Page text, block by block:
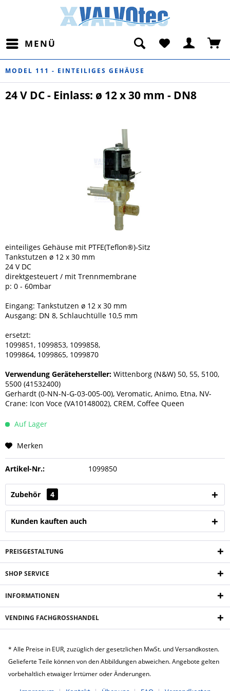
MENÜ
MODEL 111 - EINTEILIGES GEHÄUSE
24 V DC - Einlass: ø 12 x 30 mm - DN8
einteiliges Gehäuse mit PTFE(Teflon®)-Sitz
Tankstutzen ø 12 x 30 mm
24 V DC
direktgesteuert / mit Trennmembrane
p: 0 - 60mbar
Eingang: Tankstutzen ø 12 x 30 mm
Ausgang: DN 8, Schlauchtülle 10,5 mm
ersetzt:
1099851, 1099853, 1099858,
1099864, 1099865, 1099870
Verwendung Gerätehersteller: Wittenborg (N&W) 50, 55, 5100,
5500 (41532400)
Gerhardt (0-NN-N-G-03-005-00), Veromatic, Animo, Etna, NV-
Crane: Icon Voce (VA10148002), CREM, Coffee Queen
Auf Lager
Merken
Artikel-Nr.: 1099850
Zubehör 4
Kunden kauften auch
PREISGESTALTUNG
SHOP SERVICE
INFORMATIONEN
VENDING FACHGROSSHANDEL
* Alle Preise in EUR, zuzüglich der gesetzlichen MwSt. und Versandkosten.
Gelieferte Teile können von den Abbildungen abweichen. Angebote gelten
vorbehaltlich etwaiger Irrtümer oder Änderungen.